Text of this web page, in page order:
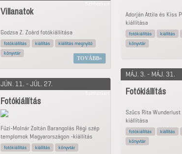
Villanatok
Godzsa Z. Zoárd fotókiállítása
fotókiállítás kiállítás
kiállítás megnyitó
könyvtár
TOVÁBB
JÚN. 11. - JÚL. 27.
Fotókiállítás
Fűzi-Molnár Zoltán Barangolás Régi szép
templomok Magyarországon -kiállítás
fotókiállítás kiállítás könyvtár
Adorján Attila és Kiss
kiállítása
fotókiállítás kiállítás
könyvtár
MÁJ. 3. - MÁJ. 31.
Fotókiállítás
Szűcs Rita
kiállítása
fotókiállítás kiállítás
könyvtár